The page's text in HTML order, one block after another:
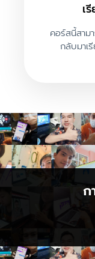
เ
คอร์สนี้สาม
กลับมาเ
ก